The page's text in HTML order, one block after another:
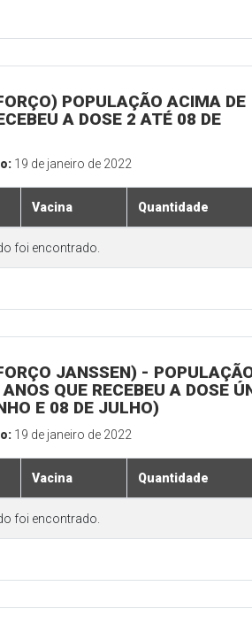
POPULAÇÃO ACIMA DE
A DOSE 2 ATÉ 08 DE
19 de janeiro de 2022
Vacina Quantidade
foi encontrado.
JANSSEN) -
QUE RECEBEU A DOSE
E 08 DE JULHO)
19 de janeiro de 2022
Vacina Quantidade
foi encontrado.